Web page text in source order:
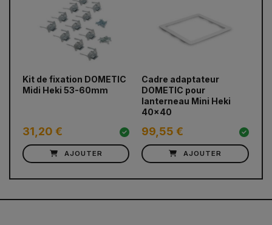
Kit de fixation DOMETIC
Midi Heki 53-60mm
31,20 €
AJOUTER
Cadre adaptateur
DOMETIC pour
lanterneau Mini Heki
40x40
99,55 €
AJOUTER
prev